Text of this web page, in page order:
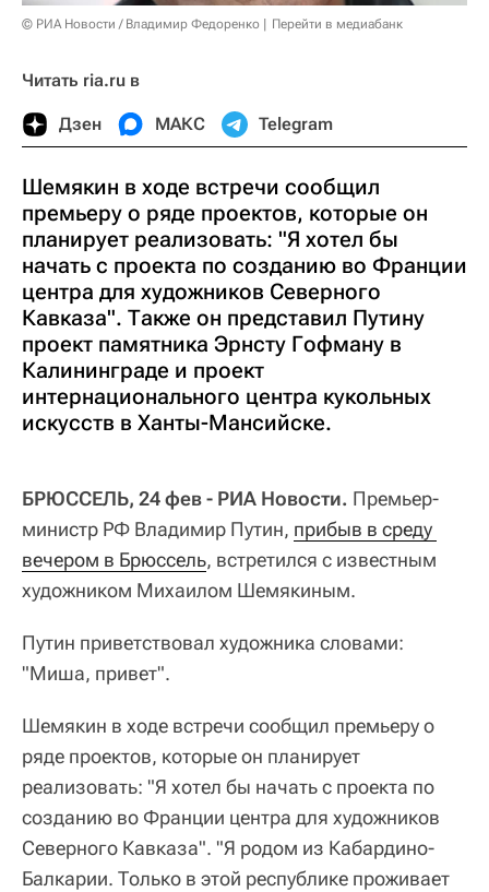
© РИА Новости / Владимир Федоренко Перейти в медиабанк
Читать ria.ru в
Дзен МАКС Telegram
Шемякин в ходе встречи сообщил
премьеру о ряде проектов, которые он
планирует реализовать: "Я хотел бы
начать с проекта по созданию во Франции
центра для художников Северного
Кавказа". Также он представил Путину
проект памятника Эрнсту Гофману в
Калининграде и проект
интернационального центра кукольных
искусств в Ханты-Мансийске.
БРЮССЕЛЬ, 24 фев - РИА Новости. Премьер-
министр РФ Владимир Путин, прибыв в среду
вечером в Брюссель, встретился с известным
художником Михаилом Шемякиным.
Путин приветствовал художника словами:
"Миша, привет".
Шемякин в ходе встречи сообщил премьеру о
ряде проектов, которые он планирует
реализовать: "Я хотел бы начать с проекта по
созданию во Франции центра для художников
Северного Кавказа". "Я родом из Кабардино-
Балкарии. Только в этой республике проживает